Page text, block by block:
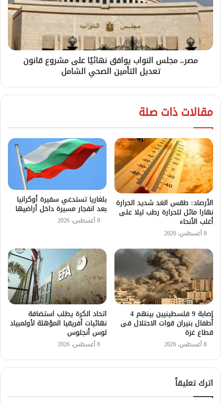
مصر.. مجلس النواب يوافق نهائيًا على مشروع قانون
تعديل التأمين الصحي الشامل
مقالات ذات صلة
الأرصاد: طقس الغد شديد الحرارة
نهارا مائل للحرارة رطب ليلا على
أغلب الأنحاء
8 أغسطس، 2026
بلغاريا تستدعي سفيرة أوكرانيا
بعد انفجار مسيرة داخل أراضيها
8 أغسطس، 2026
إصابة 9 فلسطينيين بينهم 4
أطفال بنيران قوات الاحتلال فى
قطاع غزة
8 أغسطس، 2026
اتحاد الكرة يطلب استضافة
نهائيات أفريقيا المؤهلة لأولمبياد
لوس أنجلوس
8 أغسطس، 2026
اترك تعليقاً